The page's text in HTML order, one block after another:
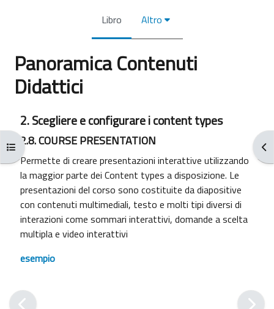
Apri indice del corso
Libro Altro
Panoramica Contenuti
Didattici
2. Scegliere e configurare i content types
2.8. COURSE PRESENTATION
Permette di creare presentazioni interattive utilizzando
la maggior parte dei Content types a disposizione. Le
presentazioni del corso sono costituite da diapositive
con contenuti multimediali, testo e molti tipi diversi di
interazioni come sommari interattivi, domande a scelta
multipla e video interattivi
esempio